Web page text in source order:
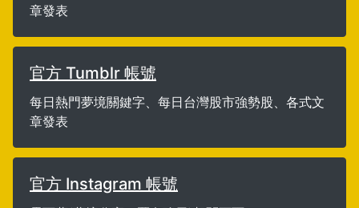
章發表
官方 Tumblr 帳號
每日熱門夢境關鍵字、每日台灣股市強勢股、各式文
章發表
官方 Instagram 帳號